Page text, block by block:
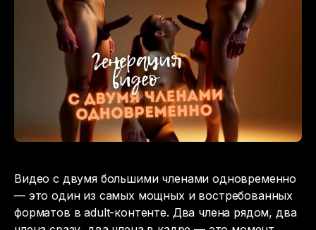
Видео с двумя большими членами одновременно
— это один из самых мощных и востребованных
форматов в adult-контенте. Два члена рядом, два